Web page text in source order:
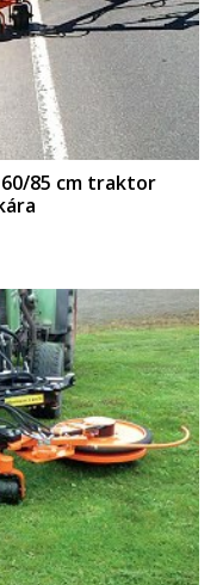
60/85 cm traktor